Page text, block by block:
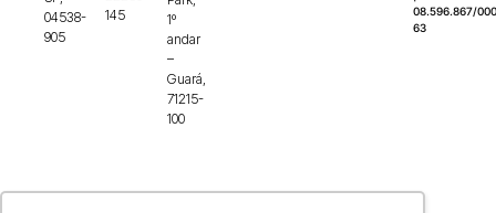
04538-
905
145
1º
andar
–
Guará,
71215-
100
08.596.867/
63